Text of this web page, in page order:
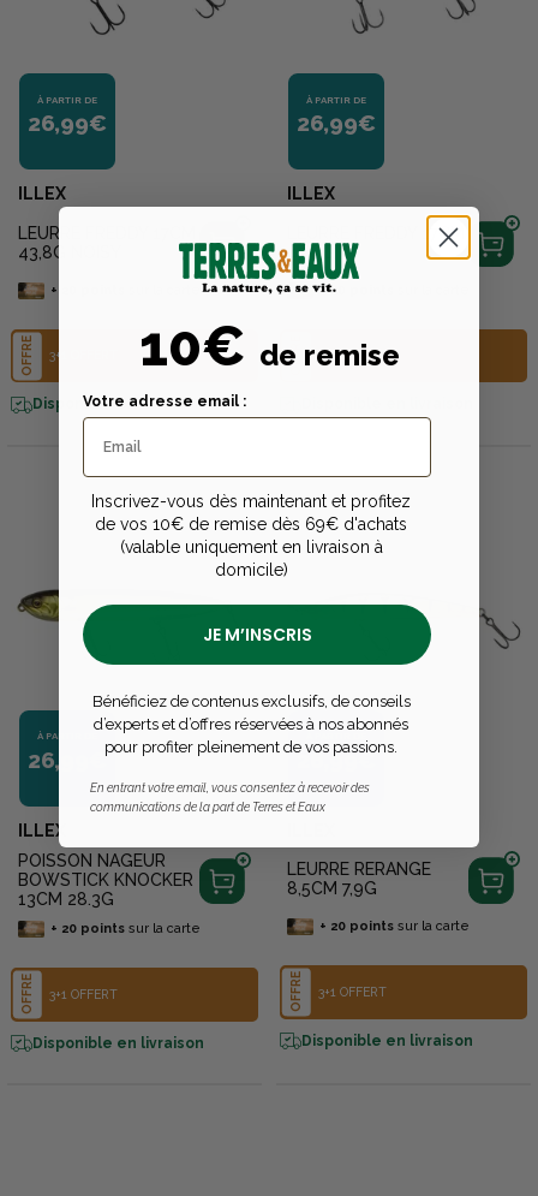
À PARTIR DE
26,99€
ILLEX
LEURRE FREDDY 17CM
43,8G NOISY
+
OFFRE 3+1 OFFERT
Disponible en livraison
À PARTIR DE
26,99€
ILLEX
LEURRE FREDDY 17CM
43.8G
+20
OFFRE 3+1 OFFERT
À PARTIR DE
26,99€
ILLEX
POISSON NAGEUR
BOWSTICK KNOCKER
13CM 28.3G
+ 20pointssur la carte
OFFRE 3+1 OFFERT
Disponible en livraison
26,99€
LEURRE RERANGE
8,5CM 7,9G
+ 20pointssur la carte
OFFRE 3+1 OFFERT
Disponible en livraison
10€ de remise
Votre adresse email :
Inscrivez-vous dès maintenant et profitez
de vos 10€ de remise dès 69€ d'achats
(valable uniquement en livraison à
domicile)
JE M’INSCRIS
Bénéficiez de contenus exclusifs, de conseils
d’experts et d’offres réservées à nos abonnés
pour profiter pleinement de vos passions.
En entrant votre email, vous consentez à recevoir des
communications de la part de Terres et Eaux